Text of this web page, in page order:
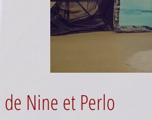
Nine et Perlo